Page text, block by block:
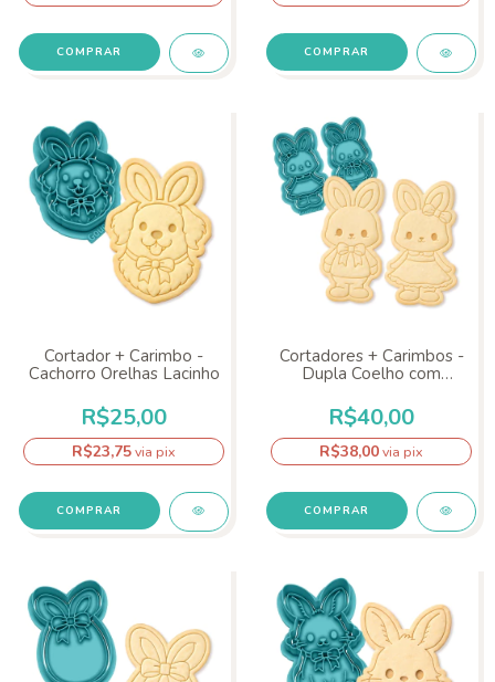
COMPRAR COMPRAR
Cortador + Carimbo -
Cachorro Orelhas Lacinho
R$25,00
R$23,75via pix
COMPRAR
Cortadores + Carimbos -
Dupla Coelho com
R$40,00
R$38,00via pix
COMPRAR